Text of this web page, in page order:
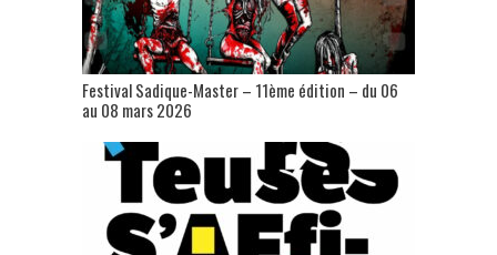
Festival Sadique-Master – 11ème édition – du 06
au 08 mars 2026